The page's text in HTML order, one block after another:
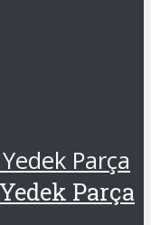
Parça